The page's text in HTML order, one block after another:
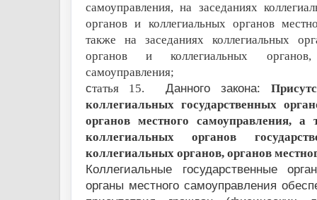
самоуправления, на заседаниях
органов и коллегиальных органов
также на заседаниях коллегиальных
органов и коллегиальных
самоуправления;
статья 15. Данного закона:
коллегиальных государственных
органов местного самоуправления, а
коллегиальных органов
коллегиальных органов, органов
Коллегиальные государственные
органы местного самоуправления